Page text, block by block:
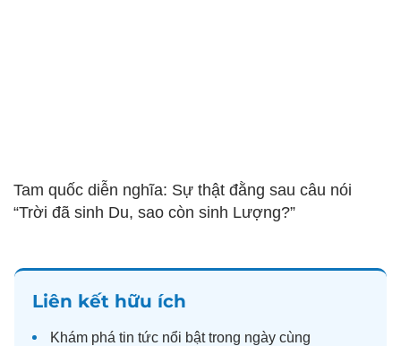
Tam quốc diễn nghĩa: Sự thật đằng sau câu nói
“Trời đã sinh Du, sao còn sinh Lượng?”
Liên kết hữu ích
Khám phá tin tức nổi bật trong ngày cùng